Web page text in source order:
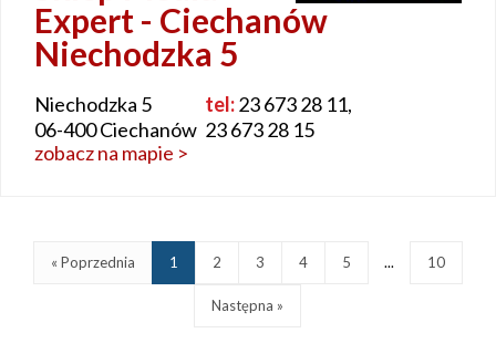
Expert - Ciechanów
Niechodzka 5
Niechodzka 5
06-400 Ciechanów
tel:23 673 28 11,
23 673 28 15
zobacz na mapie >
« Poprzednia 1 2 3 4 5 ... 10
Następna »